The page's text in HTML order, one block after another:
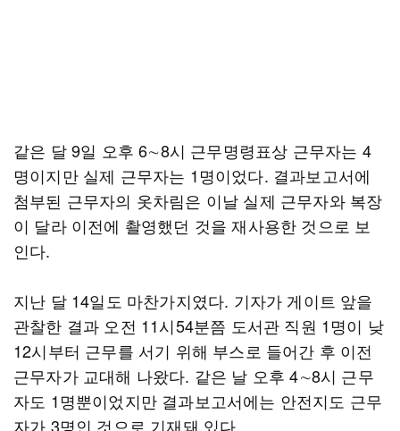
같은 달 9일 오후 6∼8시 근무명령표상 근무자는 4
명이지만 실제 근무자는 1명이었다. 결과보고서에
첨부된 근무자의 옷차림은 이날 실제 근무자와 복장
이 달라 이전에 촬영했던 것을 재사용한 것으로 보
인다.
지난 달 14일도 마찬가지였다. 기자가 게이트 앞을
관찰한 결과 오전 11시54분쯤 도서관 직원 1명이 낮
12시부터 근무를 서기 위해 부스로 들어간 후 이전
근무자가 교대해 나왔다. 같은 날 오후 4∼8시 근무
자도 1명뿐이었지만 결과보고서에는 안전지도 근무
자가 3명인 것으로 기재돼 있다.